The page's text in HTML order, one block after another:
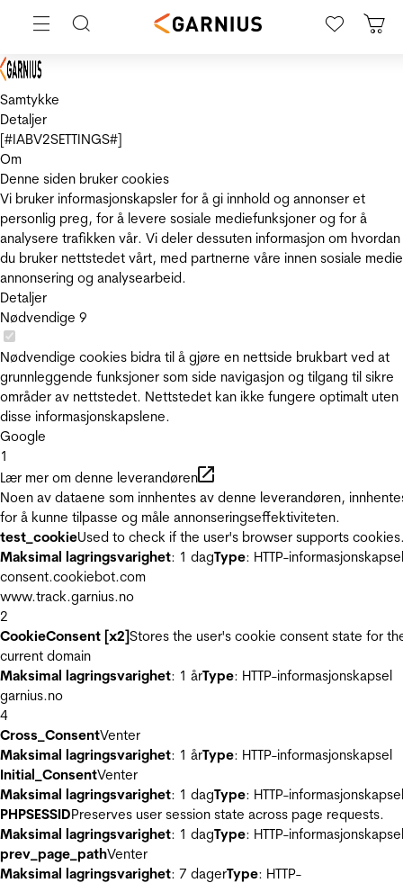
Samtykke
Detaljer
[#IABV2SETTINGS#]
Om
Denne siden bruker cookies
Vi bruker informasjonskapsler for å gi innhold og annonser et
personlig preg, for å levere sosiale mediefunksjoner og for å
analysere trafikken vår. Vi deler dessuten informasjon om hvordan
du bruker nettstedet vårt, med partnerne våre innen sosiale
annonsering og analysearbeid.
Detaljer
Nødvendige 9
Nødvendige cookies bidra til å gjøre en nettside brukbart ved at
grunnleggende funksjoner som side navigasjon og tilgang til sikre
områder av nettstedet. Nettstedet kan ikke fungere optimalt uten
disse informasjonskapslene.
Google
1
Lær mer om denne leverandøren
Noen av dataene som innhentes av denne leverandøren,
for å kunne tilpasse og måle annonseringseffektiviteten.
test_cookieUsed to check if the user's browser supports
Maksimal lagringsvarighet: 1 dagType: HTTP-informasjonskapsel
consent.cookiebot.com
www.track.garnius.no
2
CookieConsent [x2]Stores the user's cookie consent state for
current domain
Maksimal lagringsvarighet: 1 årType: HTTP-informasjonskapsel
garnius.no
4
Cross_ConsentVenter
Maksimal lagringsvarighet: 1 årType: HTTP-informasjonskapsel
Initial_ConsentVenter
Maksimal lagringsvarighet: 1 dagType: HTTP-informasjonskapsel
PHPSESSIDPreserves user session state across page requests.
Maksimal lagringsvarighet: 1 dagType: HTTP-informasjonskapsel
prev_page_pathVenter
Maksimal lagringsvarighet: 7 dagerType: HTTP-